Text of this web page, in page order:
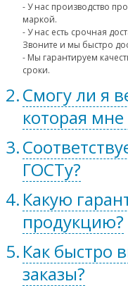
- У нас производство
маркой.
- У нас есть срочная
Звоните и мы быстро
- Мы гарантируем
сроки.
Смогу ли я
которая
ГОСТу?
Какую
продукцию?
Как быстро
заказы?